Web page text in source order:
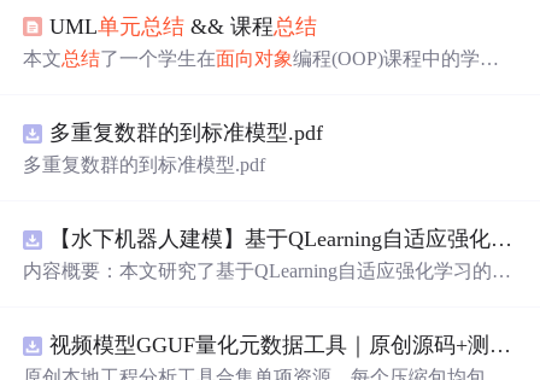
UML单元总结 && 课程总结
本文总结了一个学生在面向对象编程(OOP)课程中的学习
作开发和架构平衡的学习。
多重复数群的到标准模型.pdf
多重复数群的到标准模型.pdf
【水下机器人建模】基于QLearning自适应强化学习PID控制器在AUV中的应用研究（Matlab代码实现）
内容概要：本文研究了基于QLearning自适应强化学习的PI
探讨了将强化学习算法QLearning与传统PID控制相结合的
方法，以提升AUV在复杂、时变及非线性水下环境中的自
视频模型GGUF量化元数据工具｜原创源码+测试+离线报告